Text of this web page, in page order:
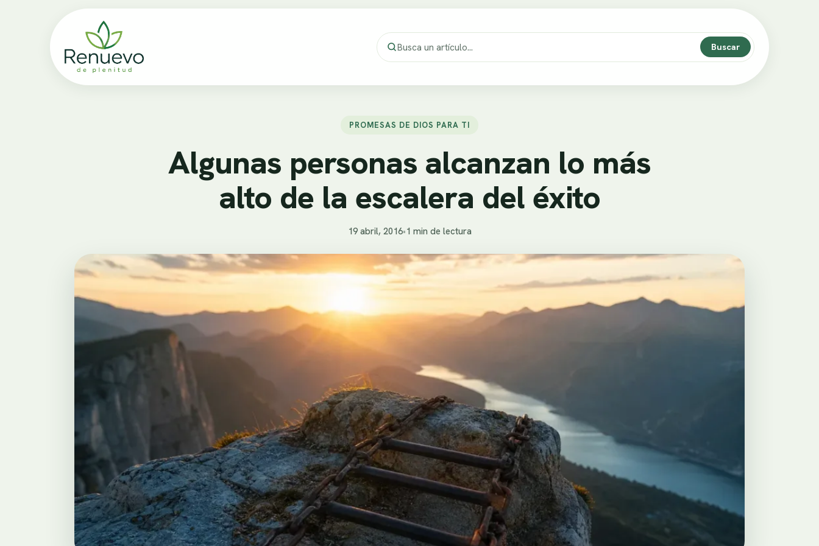
Buscar
PROMESAS DE DIOS PARA TI
Algunas personas alcanzan lo más
alto de la escalera del éxito
19 abril, 2016•1 min de lectura